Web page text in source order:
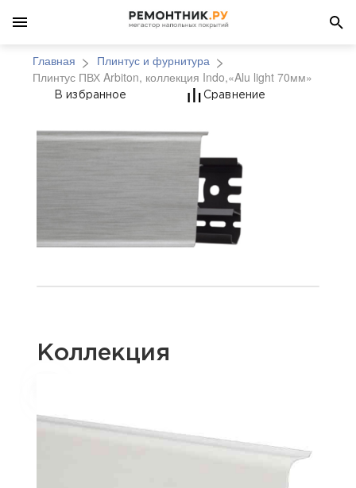
Главная
Плинтус и фурнитура
Плинтус ПВХ Arbiton, коллекция Indo,«Alu light 70мм»
Плинтус ПВХ Arbiton,
В избранное Сравнение
Коллекция